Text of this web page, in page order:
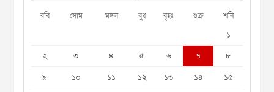
রবি সোম মঙ্গল বুধ বৃহঃ শুক্র শনি
১
২
৩ ৪ ৫ ৬ ৭
৮
৯
১০ ১১ ১২ ১৩ ১৪
১৫